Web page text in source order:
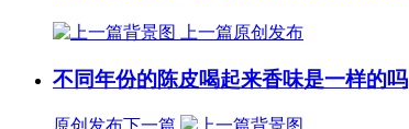
上一篇原创发布
不同年份的陈皮喝起来香味是一样的吗
原创发布下一篇